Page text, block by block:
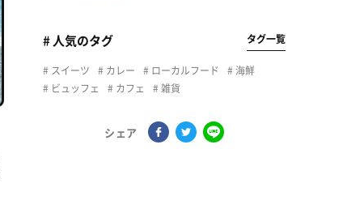
# 人気のタグ タグ一覧
スイーツ カレー ローカルフード
海鮮
ビュッフェ
カフェ 雑貨
シェア